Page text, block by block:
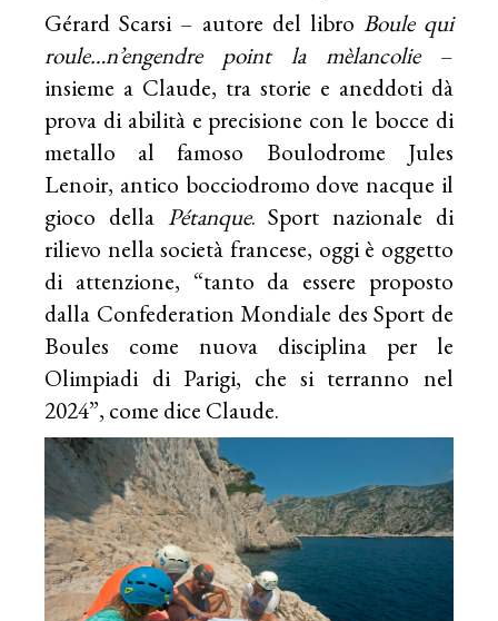
Gérard Scarsi – autore del libro Boule qui
roule…n’engendre point la mèlancolie–
insieme a Claude, tra storie e aneddoti dà
prova di abilità e precisione con le bocce di
metallo al famoso Boulodrome Jules
Lenoir, antico bocciodromo dove nacque il
gioco della Pétanque. Sport nazionale di
rilievo nella società francese, oggi è oggetto
di attenzione, “tanto da essere proposto
dalla Confederation Mondiale des Sport de
Boules come nuova disciplina per le
Olimpiadi di Parigi, che si terranno nel
2024”, come dice Claude.